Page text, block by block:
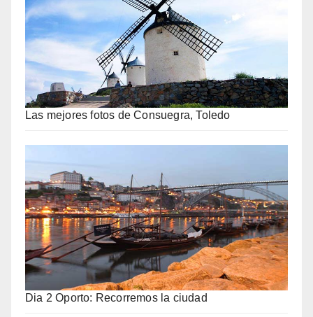
Las mejores fotos de Consuegra, Toledo
Dia 2 Oporto: Recorremos la ciudad